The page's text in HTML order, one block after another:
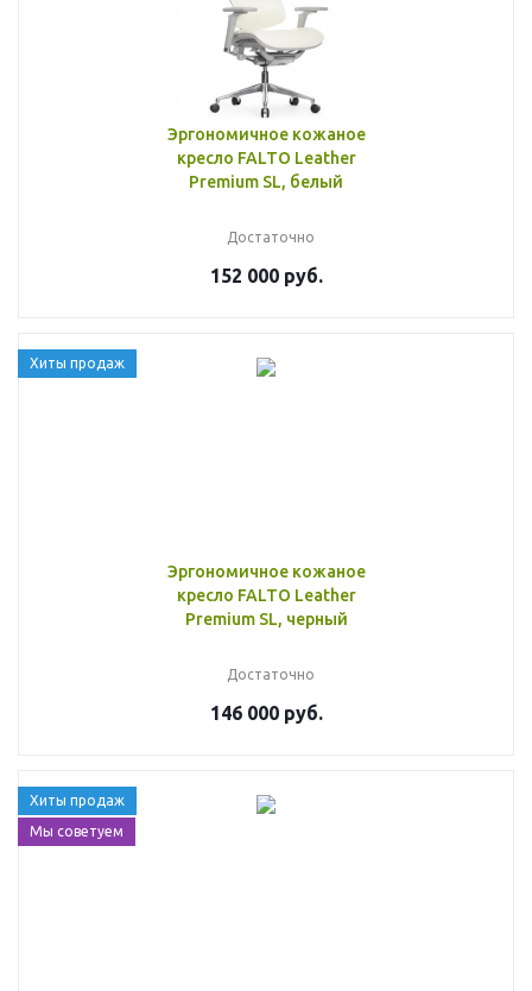
Эргономичное кожаное
кресло FALTO Leather
Premium SL, белый
Достаточно
152 000 руб.
Хиты продаж
Эргономичное кожаное
кресло FALTO Leather
Premium SL, черный
Достаточно
146 000 руб.
Хиты продаж
Мы советуем